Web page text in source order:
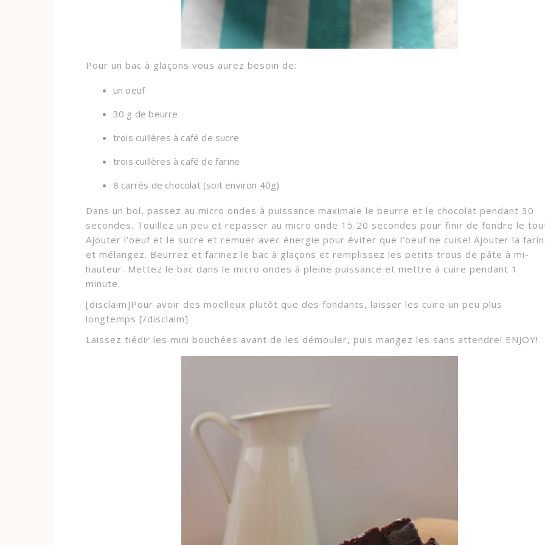
Pour un bac à glaçons vous aurez besoin de:
un oeuf
30 g de beurre
trois cuillères à café de sucre
trois cuillères à café de farine
8 carrés de chocolat (soit environ 40g)
Dans un bol, passez au micro ondes à puissance maximale le beurre et le chocolat pendant 30
secondes. Touillez un peu et repasser au micro onde 15 20 secondes pour finir de fondre le
Ajouter l’oeuf et le sucre et remuer avec énergie pour éviter que l’oeuf ne cuise! Ajouter la
et mélangez. Beurrez et farinez le bac à glaçons et remplissez les petits trous de pâte à mi-
hauteur. Mettez le bac dans le micro ondes à pleine puissance et mettre à cuire pendant 1
minute.
[disclaim]Pour avoir des moelleux plutôt que des fondants, laisser les cuire un peu plus
longtemps [/disclaim]
Laissez tiédir les mini bouchées avant de les démouler, puis mangez les sans attendre! ENJOY!